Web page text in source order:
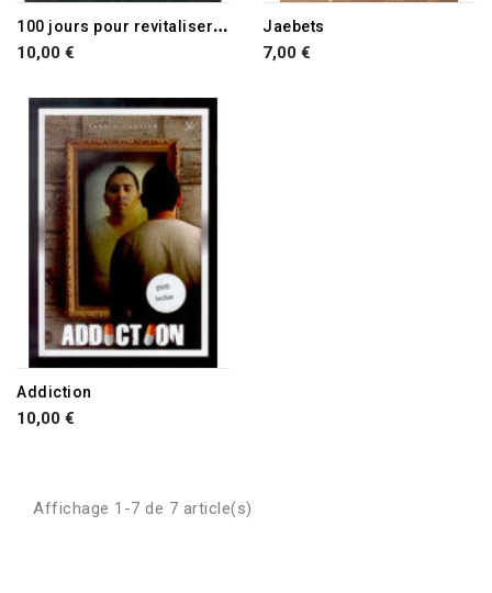
RUPTURE DE STOCK 1
00 jours pour revitaliser ta vie spirituelle
10,00 €
RUPTURE DE STOCK
Jaebets
7,00 €
RUPTURE DE STOCK
Addiction
10,00 €
Affichage 1-7 de 7 article(s)